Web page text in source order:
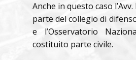
Anche in questo caso
parte del collegio di
e l’Osservatorio
costituito parte civile.